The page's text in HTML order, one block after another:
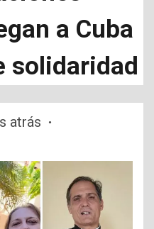
a Cuba
solidaridad
atrás